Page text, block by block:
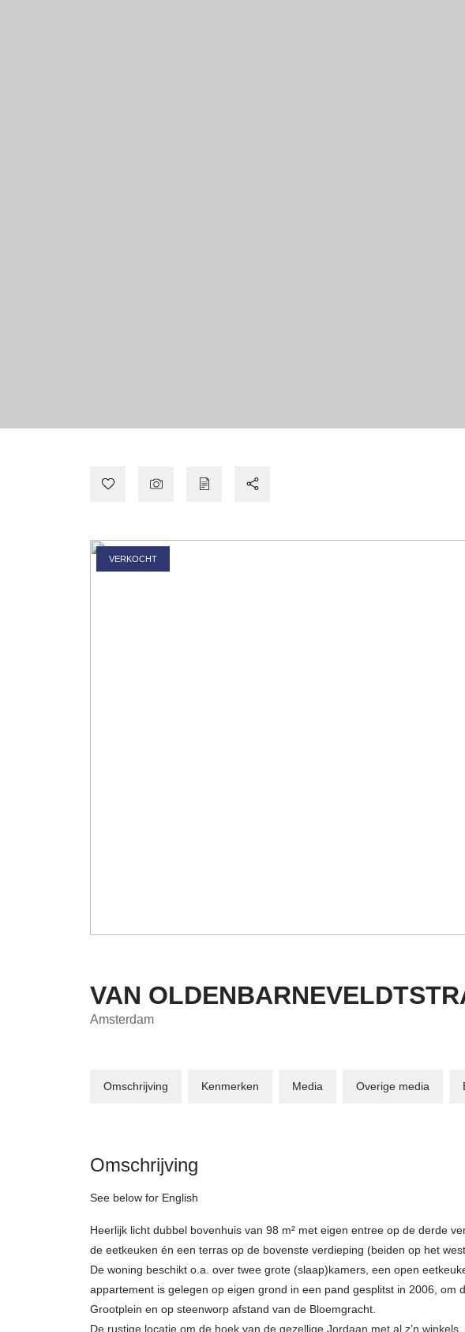
VERKOCHT
VAN
Amsterdam
Omschrijving Kenmerken Media Overige media
Omschrijving
See below for English
Heerlijk licht dubbel bovenhuis van 98 m² met eigen entree op de derde
de eetkeuken én een terras op de bovenste verdieping (beiden op het
De woning beschikt o.a. over twee grote (slaap)kamers, een open
appartement is gelegen op eigen grond in een pand gesplitst in 2006, om
Grootplein en op steenworp afstand van de Bloemgracht.
De rustige locatie om de hoek van de gezellige Jordaan met al z’n